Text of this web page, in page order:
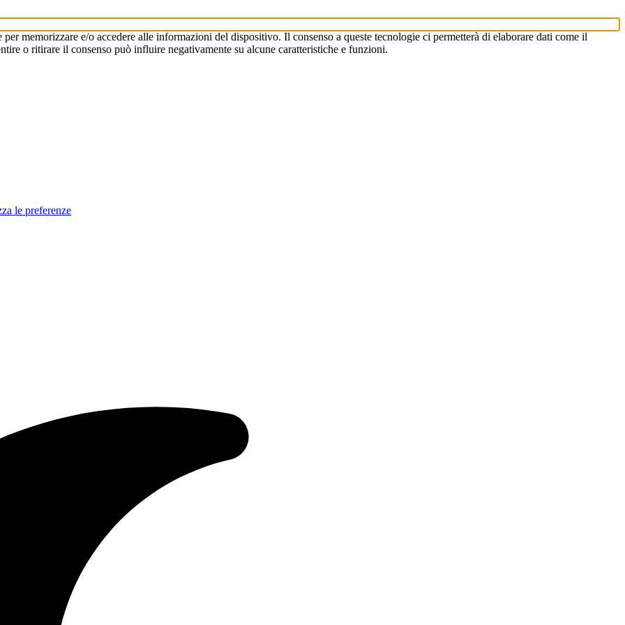
memorizzare e/o accedere alle informazioni del dispositivo. Il consenso a queste tecnologie ci permetterà di elaborare dati come il
o ritirare il consenso può influire negativamente su alcune caratteristiche e funzioni.
le preferenze